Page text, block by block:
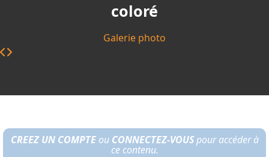
coloré
Galerie photo
CREEZ UN COMPTEouCONNECTEZ-VOUSpour accéder à
ce contenu.